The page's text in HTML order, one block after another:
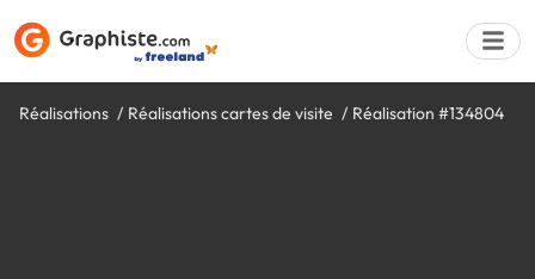
Réalisations Réalisations cartes de visite Réalisation #134804